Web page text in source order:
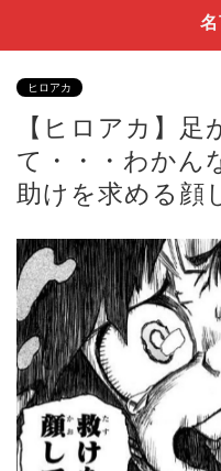
ヒロアカ
【ヒロアカ】足
て・・・わかん
助けを求める顔